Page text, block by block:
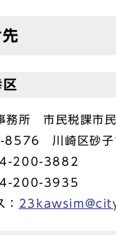
務所 市民税課市
8576 川崎区砂
200-3882
200-3935